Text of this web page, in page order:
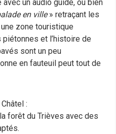
un audio guide, ou bien
en ville» retraçant les
zone touristique
et l’histoire de
sont un peu
en fauteuil peut tout de
:
forêt du Trièves avec des